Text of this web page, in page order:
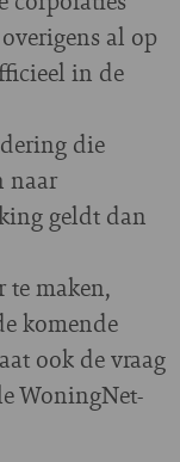
al op
in de
die
naar
geldt dan
te maken,
komende
ook de vraag
WoningNet-